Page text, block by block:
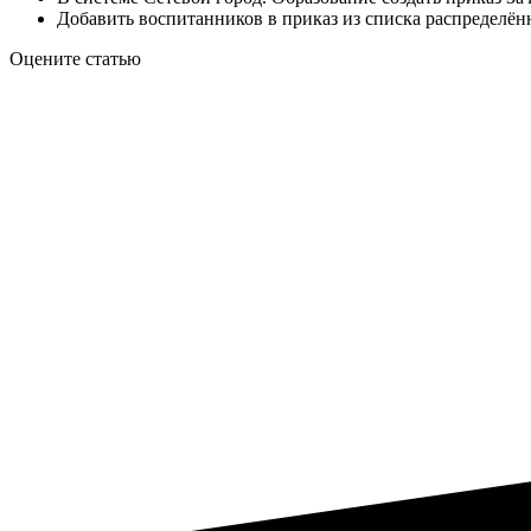
Добавить воспитанников в приказ из списка
Оцените статью